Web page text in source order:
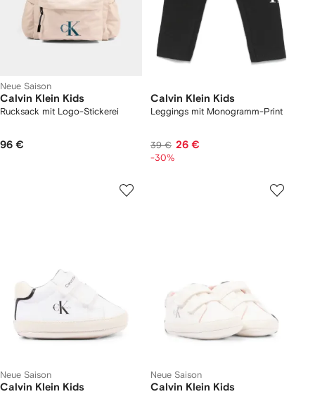
Neue Saison
Calvin Klein Kids
Rucksack mit Logo-Stickerei
96 €
Calvin Klein Kids
Leggings mit Monogramm-Print
39 € 26 €
-30%
Neue Saison
Calvin Klein Kids
Neue Saison
Calvin Klein Kids